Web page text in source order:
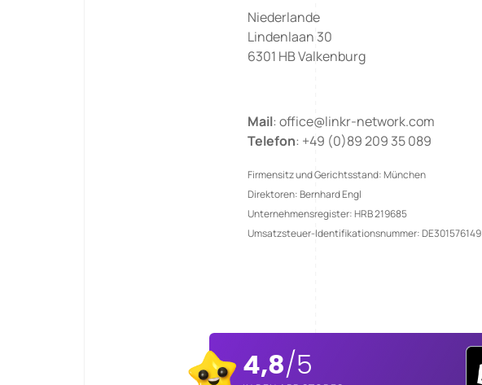
Niederlande
Lindenlaan 30
6301 HB Valkenburg
Mail: office@linkr-network.com
Telefon: +49 (0)89 209 35 089
Firmensitz und Gerichtsstand: München
Direktoren: Bernhard Engl
Unternehmensregister: HRB 219685
Umsatzsteuer-Identifikationsnummer: DE301576149
4,8/5